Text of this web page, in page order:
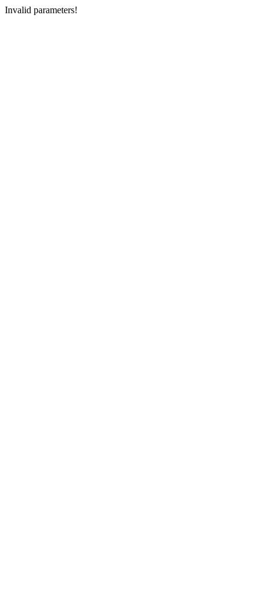
Invalid parameters!